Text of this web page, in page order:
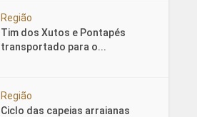
Região
Tim dos Xutos e Pontapés
transportado para o...
Região
Ciclo das capeias arraianas